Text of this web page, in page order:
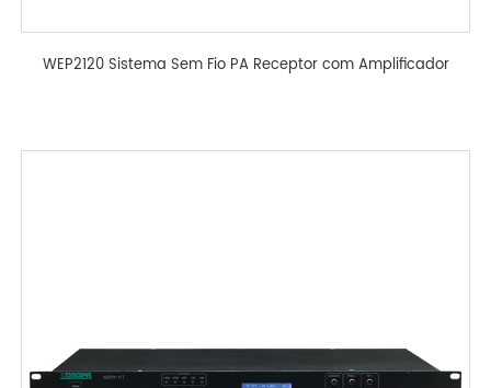
WEP2120 Sistema Sem Fio PA Receptor com Amplificador